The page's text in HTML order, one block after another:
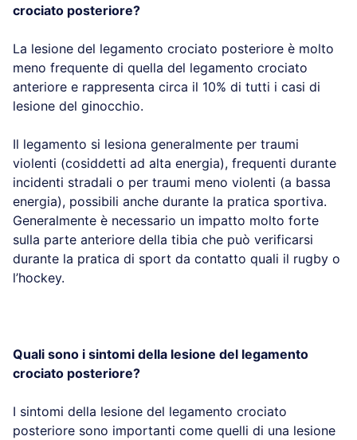
crociato posteriore?
La lesione del legamento crociato posteriore è molto
meno frequente di quella del legamento crociato
anteriore e rappresenta circa il 10% di tutti i casi di
lesione del ginocchio.
Il legamento si lesiona generalmente per traumi
violenti (cosiddetti ad alta energia), frequenti durante
incidenti stradali o per traumi meno violenti (a bassa
energia), possibili anche durante la pratica sportiva.
Generalmente è necessario un impatto molto forte
sulla parte anteriore della tibia che può verificarsi
durante la pratica di sport da contatto quali il rugby o
l’hockey.
Quali sono i sintomi della lesione del legamento
crociato posteriore?
I sintomi della lesione del legamento crociato
posteriore sono importanti come quelli di una lesione